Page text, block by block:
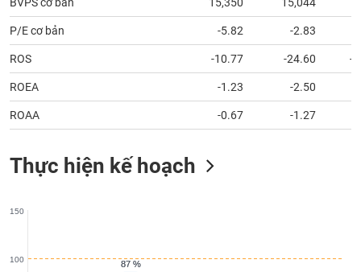
P/E cơ bản -5.82 -2.83
ROS -10.77 -24.60 -
ROEA -1.23 -2.50
ROAA -0.67 -1.27
Thực hiện kế hoạch
87 %
87 %
100
150
Truyền
thông
tài
chính
liệu
tài